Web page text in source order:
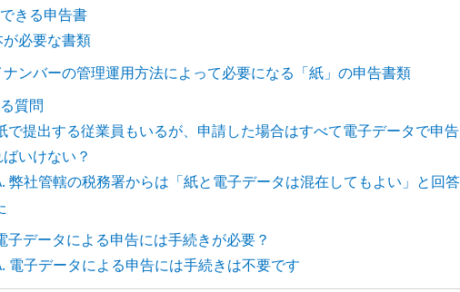
きる申告書
が必要な書類
ナンバーの管理運用方法によって必要になる「紙」の申告書類
質問
で提出する従業員もいるが、申請した場合はすべて電子データで申
いけない？
弊社管轄の税務署からは「紙と電子データは混在してもよい」と回
子データによる申告には手続きが必要？
電子データによる申告には手続きは不要です